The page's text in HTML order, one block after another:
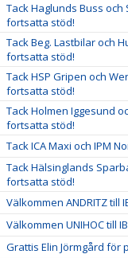
Tack Haglunds Buss
fortsatta stöd!
Tack Beg. Lastbilar och
fortsatta stöd!
Tack HSP Gripen och
fortsatta stöd!
Tack Holmen Iggesund
fortsatta stöd!
Tack ICA Maxi och IPM
Tack Hälsinglands
fortsatta stöd!
Välkommen ANDRITZ till
Välkommen UNIHOC till
Grattis Elin Jörmgård för